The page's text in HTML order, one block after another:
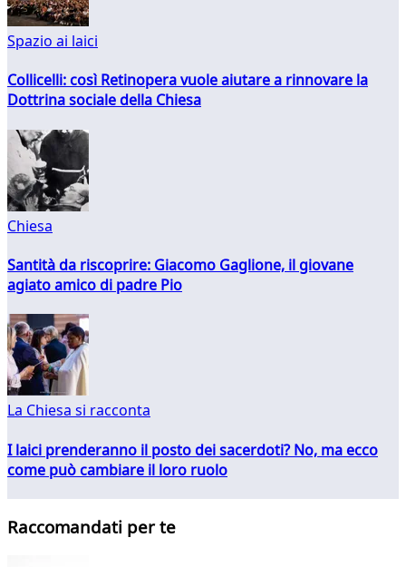
Spazio ai laici
Collicelli: così Retinopera vuole aiutare a rinnovare la
Dottrina sociale della Chiesa
Chiesa
Santità da riscoprire: Giacomo Gaglione, il giovane
agiato amico di padre Pio
La Chiesa si racconta
I laici prenderanno il posto dei sacerdoti? No, ma ecco
come può cambiare il loro ruolo
Raccomandati per te